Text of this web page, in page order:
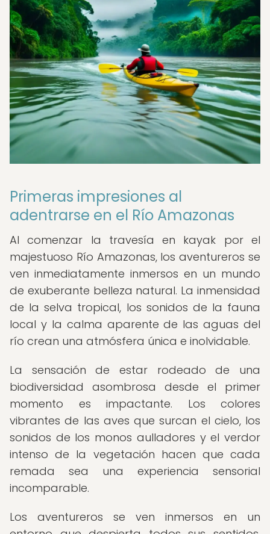
Primeras impresiones al
adentrarse en el Río Amazonas
Al comenzar la travesía en kayak por el
majestuoso Río Amazonas, los aventureros se
ven inmediatamente inmersos en un mundo
de exuberante belleza natural. La inmensidad
de la selva tropical, los sonidos de la fauna
local y la calma aparente de las aguas del
río crean una atmósfera única e inolvidable.
La sensación de estar rodeado de una
biodiversidad asombrosa desde el primer
momento es impactante. Los colores
vibrantes de las aves que surcan el cielo, los
sonidos de los monos aulladores y el verdor
intenso de la vegetación hacen que cada
remada sea una experiencia sensorial
incomparable.
Los aventureros se ven inmersos en un